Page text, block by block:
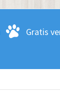
Gratis